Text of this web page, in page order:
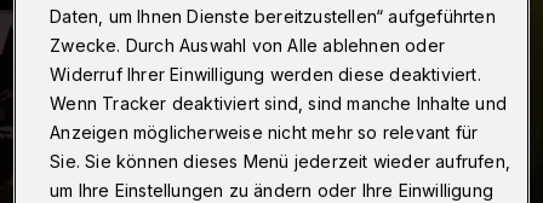
Daten, um Ihnen Dienste bereitzustellen“ aufgeführten
Zwecke. Durch Auswahl von Alle ablehnen oder
Widerruf Ihrer Einwilligung werden diese deaktiviert.
Wenn Tracker deaktiviert sind, sind manche Inhalte und
Anzeigen möglicherweise nicht mehr so relevant für
Sie. Sie können dieses Menü jederzeit wieder aufrufen,
um Ihre Einstellungen zu ändern oder Ihre Einwilligung